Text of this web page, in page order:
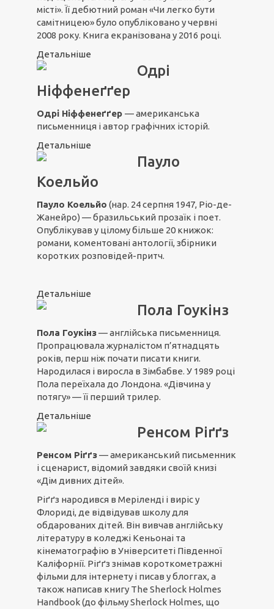
місті». Її дебютний роман «Чи легко бути
самітницею» було опубліковано у червні
2008 року. Книга екранізована у 2016 році.
Детальніше
Одрі
Ніффенеґґер
Одрі Ніффенеґґер — американська
письменниця і автор графічних історій.
Детальніше
Пауло
Коельйо
Пауло Коельйо (нар. 24 серпня 1947, Ріо-де-
Жанейро) — бразильський прозаїк і поет.
Опублікував у цілому більше 20 книжок:
романи, коментовані антології, збірники
коротких розповідей-притч.
Детальніше
Пола Гоукінз
Пола Гоукінз— англійська письменниця.
Пропрацювала журналістом п’ятнадцять
років, перш ніж почати писати книги.
Народилася і виросла в Зімбабве. У 1989 році
Пола переїхала до Лондона. «Дівчина у
потягу» — її перший трилер.
Детальніше
Ренсом Ріґґз
Ренсом Ріґґз— американський письменник
і сценарист, відомий завдяки своїй книзі
«Дім дивних дітей».
Ріґґз народився в Меріленді і виріс у
Флориді, де відвідував школу для
обдарованих дітей. Він вивчав англійську
літературу в коледжі Кеньонаі та
кінематографію в Університеті Південної
Каліфорнії. Ріґґз знімав короткометражні
фільми для інтернету і писав у блоггах, а
також написав книгу The Sherlock Holmes
Handbook (до фільму Sherlock Holmes, що